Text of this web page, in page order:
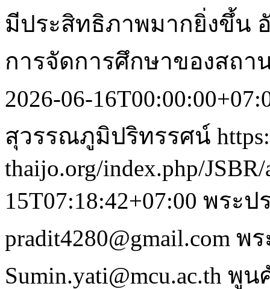
มีประสิทธิภาพมากยิ่งขึ้น
การจัดการศึกษาของสถา
2026-06-
สุวรรณภูมิปริทรรศน์
thaijo.org/index.php/
15T07:18:42+07:00 พระป
pradit4280@gmail.com พ
Sumin.yati@mcu.ac.th พูน